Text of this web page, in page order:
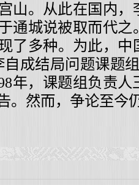
山。从此在国内
通城说被取而代
了多种。为此，中
自成结局问题课题
年，课题组负责
。然而，争论至